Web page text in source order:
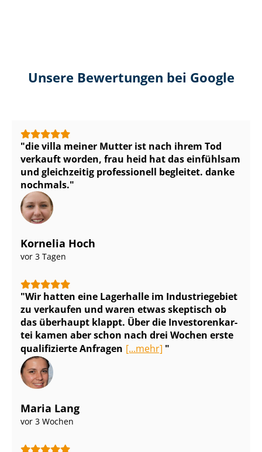
Unsere Bewertungen bei Google
die villa meiner Mutter ist nach ihrem Tod
verkauft worden, frau heid hat das einfühlsam
und gleichzeitig professionell begleitet. danke
nochmals.
Kornelia Hoch
vor 3 Tagen
Wir hatten eine Lagerhalle im Industriegebiet
zu verkaufen und waren etwas skeptisch ob
das überhaupt klappt. Über die In­ves­to­ren­kar­
tei kamen aber schon nach drei Wochen erste
qualifizierte Anfragen [...mehr]
Maria Lang
vor 3 Wochen